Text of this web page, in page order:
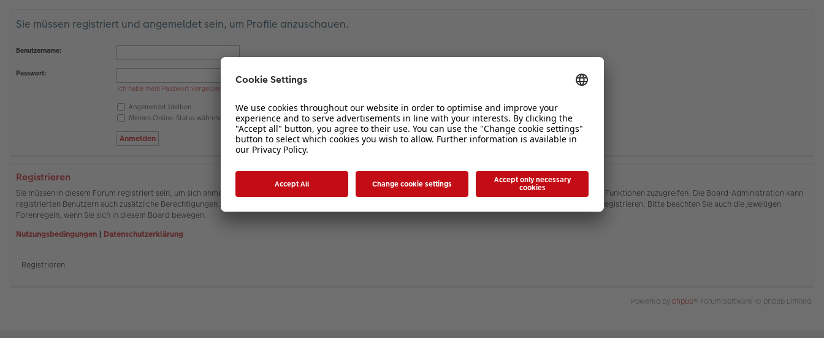
Sie müssen registriert und angemeldet sein, um Profile anzuschauen.
Benutzername:
Passwort:
Ich habe mein Passwort vergessen
Angemeldet bleiben
Meinen Online-Status während dieser Sitzung verbergen
Registrieren
Sie müssen in diesem Forum registriert sein, um sich anmelden zu können. Die Registrierung ist in wenigen Augenblicken erledigt und ermöglicht es Ihnen, auf weitere Funktionen zuzugreifen. Die Board-Administration kann
registrierten Benutzern auch zusätzliche Berechtigungen zuweisen. Beachten Sie bitte unsere Nutzungsbedingungen und die verwandten Regelungen, bevor Sie sich registrieren. Bitte beachten Sie auch die jeweiligen
Forenregeln, wenn Sie sich in diesem Board bewegen.
Nutzungsbedingungen | Datenschutzerklärung
Registrieren
Powered by phpBB® Forum Software © phpBB Limited